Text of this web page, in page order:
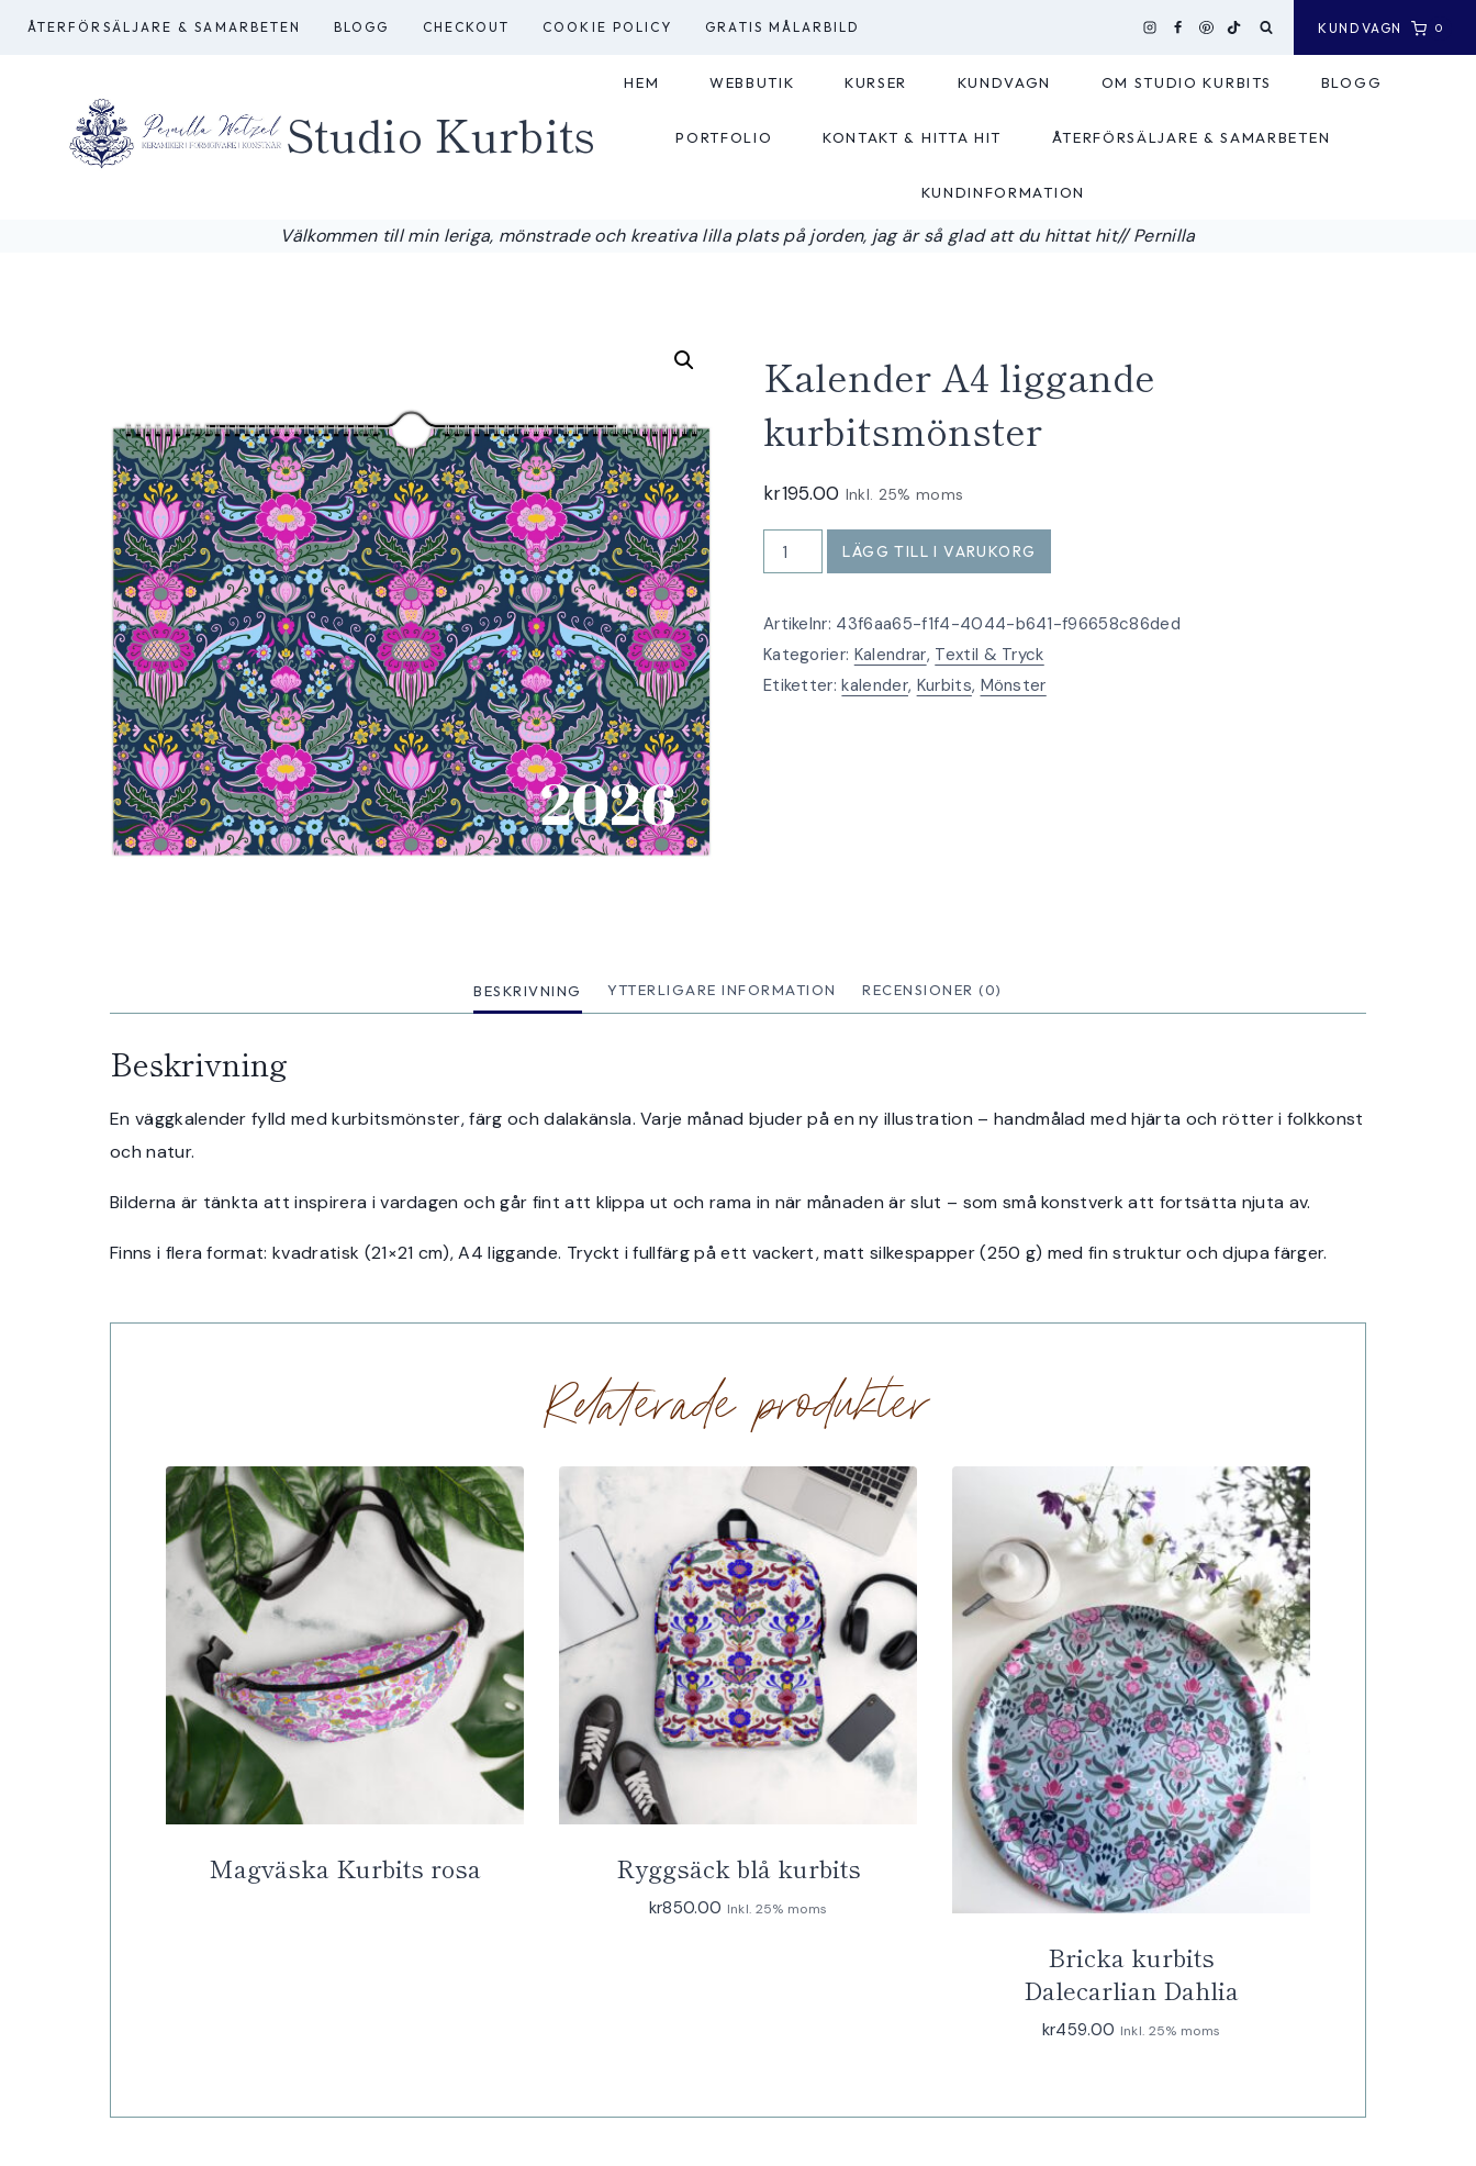
Skip
ÅTERFÖRSÄLJARE & SAMARBETEN BLOGG CHECKOUT COOKIE POLICY GRATIS MÅLARBILD KUNDVAGN 0
Studio Kurbits
HEM WEBBUTIK KURSER KUNDVAGN OM STUDIO KURBITS BLOGG
PORTFOLIO KONTAKT & HITTA HIT ÅTERFÖRSÄLJARE & SAMARBETEN
KUNDINFORMATION
Välkommen till min leriga, mönstrade och kreativa lilla plats på jorden, jag är så glad att du hittat hit// Pernilla
Kalender A4 liggande
kurbitsmönster
kr195.00 Inkl. 25% moms
Kalender
A4
kurbitsmönster
mängd
LÄGG TILL I VARUKORG
Artikelnr: 43f6aa65-f1f4-4044-b641-f96658c86ded
Kategorier: Kalendrar, Textil & Tryck
Etiketter:kalender, Kurbits, Mönster
BESKRIVNING YTTERLIGARE INFORMATION RECENSIONER (0)
Beskrivning
En väggkalender fylld med kurbitsmönster, färg och dalakänsla. Varje månad bjuder på en ny illustration – handmålad med hjärta och rötter i folkkonst
och natur.
Bilderna är tänkta att inspirera i vardagen och går fint att klippa ut och rama in när månaden är slut – som små konstverk att fortsätta njuta av.
Finns i flera format: kvadratisk (21×21 cm), A4 liggande. Tryckt i fullfärg på ett vackert, matt silkespapper (250 g) med fin struktur och djupa färger.
Relaterade produkter
Magväska Kurbits rosa Ryggsäck blå kurbits
kr850.00 Inkl. 25% moms
Bricka kurbits
Dalecarlian Dahlia
kr459.00 Inkl. 25% moms